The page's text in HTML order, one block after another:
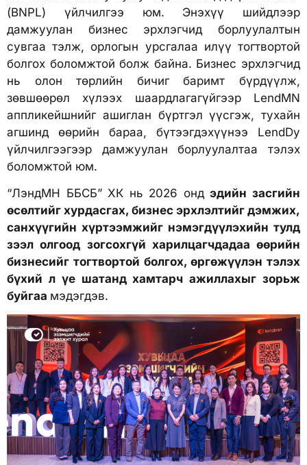
(BNPL) үйлчилгээ юм. Энэхүү шийдлээр
дамжуулан бизнес эрхлэгчид борлуулалтын
сувгаа тэлж, орлогын урсгалаа илүү тогтвортой
болгох боломжтой болж байна. Бизнес эрхлэгчид
нь олон төрлийн бичиг баримт бүрдүүлж,
зөвшөөрөл хүлээх шаардлагагүйгээр LendMN
аппликейшнийг ашиглан бүртгэл үүсгэж, тухайн
агшинд өөрийн бараа, бүтээгдэхүүнээ LendDy
үйлчилгээгээр дамжуулан борлуулалтаа тэлэх
боломжтой юм.
“ЛэндМН ББСБ” ХК нь 2026 ондэдийн засгийн
өсөлтийг хурдасгах, бизнес эрхлэлтийг дэмжих,
санхүүгийн хүртээмжийг нэмэгдүүлэхийн тулд
зээл олгоод зогсохгүй харилцагчдадаа өөрийн
бизнесийг тогтвортой болгох, өргөжүүлэн тэлэх
бүхий л үе шатанд хамтарч ажиллахыг зорьж
буйгаа мэдэгдэв.